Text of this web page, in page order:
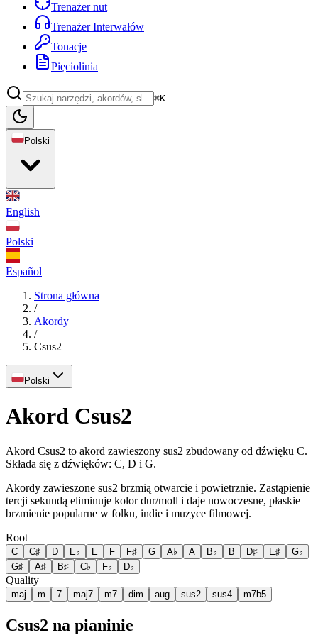
Trenażer nut
Trenażer Interwałów
Tonacje
Pięciolinia
⌘K
Polski
English
Polski
Español
Strona główna
/
Akordy
/
Csus2
Polski
Akord Csus2
Akord Csus2 to akord zawieszony sus2 zbudowany od dźwięku C.
Składa się z dźwięków: C, D i G.
Akordy zawieszone sus2 brzmią otwarcie i powietrznie. Zastąpienie
tercji sekundą eliminuje kolor dur/moll i daje nowoczesne, płaskie
brzmienie popularne w folku, indie i muzyce filmowej.
Root
C C♯ D E♭ E F F♯ G A♭ A B♭ B D♯ E♯
G♭
G♯
A♯ B♯ C♭ F♭ D♭
Quality
maj m 7 maj7 m7 dim aug sus2 sus4 m7b5
Csus2 na pianinie